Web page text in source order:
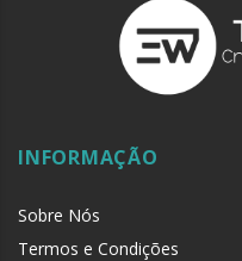
INFORMAÇÃO
Sobre Nós
Termos e Condições